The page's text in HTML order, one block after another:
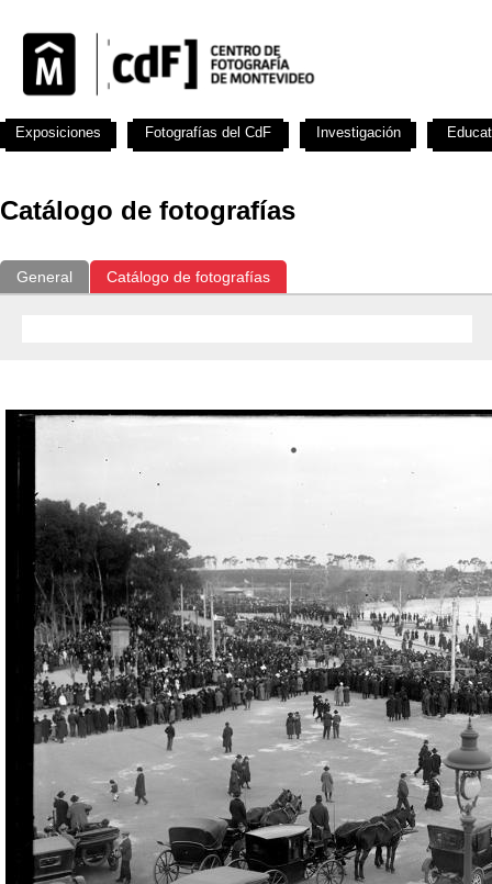
Catálogo de fotografías
General Catálogo de fotografías
Exposiciones Fotografías del CdF Investigación